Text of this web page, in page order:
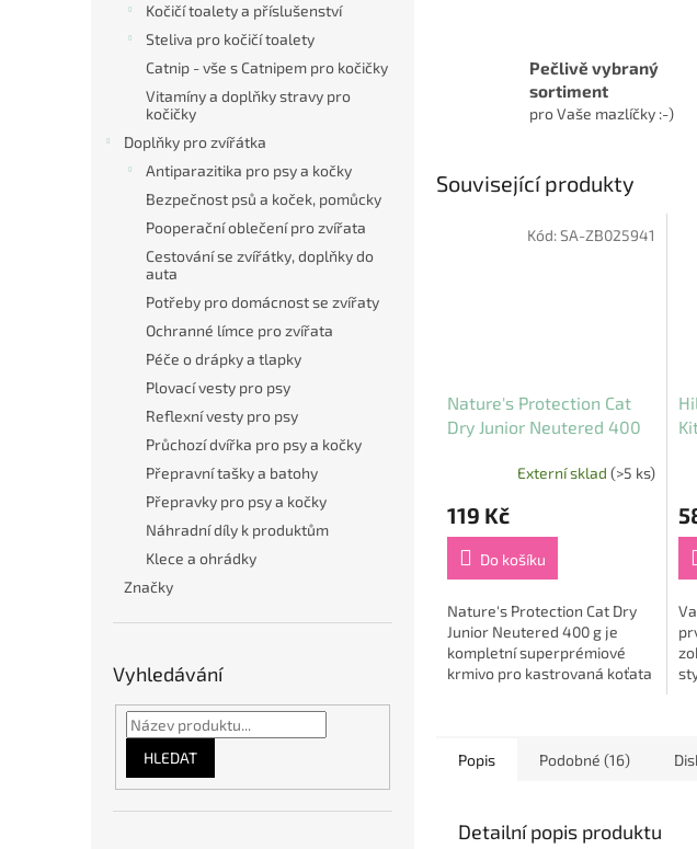
Kočičí toalety a příslušenství
Steliva pro kočičí toalety
Catnip - vše s Catnipem pro kočičky
Vitamíny a doplňky stravy pro
kočičky
Doplňky pro zvířátka
Antiparazitika pro psy a kočky
Bezpečnost psů a koček, pomůcky
Pooperační oblečení pro zvířata
Cestování se zvířátky, doplňky do
auta
Potřeby pro domácnost se zvířaty
Ochranné límce pro zvířata
Péče o drápky a tlapky
Plovací vesty pro psy
Reflexní vesty pro psy
Průchozí dvířka pro psy a kočky
Přepravní tašky a batohy
Přepravky pro psy a kočky
Náhradní díly k produktům
Klece a ohrádky
Značky
Vyhledávání
HLEDAT
Pečlivě vybraný
sortiment
pro Vaše mazlíčky :-)
Související produkty
Nature's Protection Cat
Dry Junior Neutered 400
Externí sklad (>5 ks)
119 Kč
Do košíku
Nature's Protection Cat Dry
Junior Neutered 400 g je
kompletní superprémiové
krmivo pro kastrovaná koťata
Kód:SA-ZB025941
Popis Podobné (16)
Detailní popis produktu